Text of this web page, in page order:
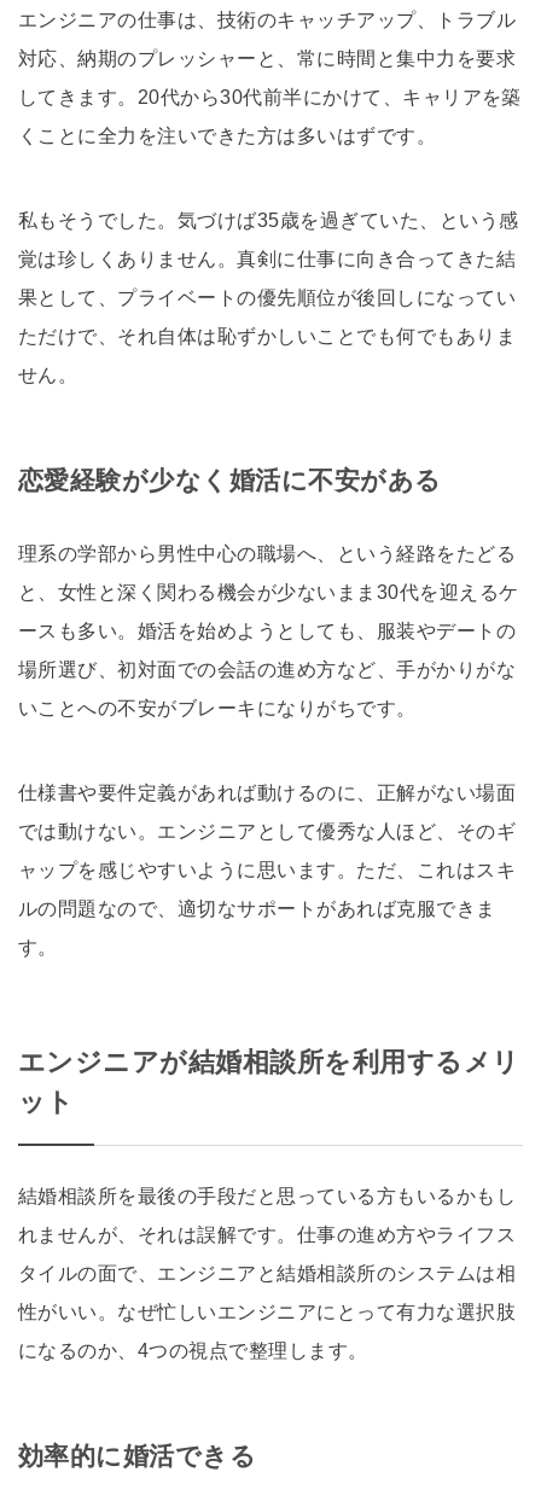
エンジニアの仕事は、技術のキャッチアップ、トラブル
対応、納期のプレッシャーと、常に時間と集中力を要求
してきます。20代から30代前半にかけて、キャリアを築
くことに全力を注いできた方は多いはずです。
私もそうでした。気づけば35歳を過ぎていた、という感
覚は珍しくありません。真剣に仕事に向き合ってきた結
果として、プライベートの優先順位が後回しになってい
ただけで、それ自体は恥ずかしいことでも何でもありま
せん。
恋愛経験が少なく婚活に不安がある
理系の学部から男性中心の職場へ、という経路をたどる
と、女性と深く関わる機会が少ないまま30代を迎えるケ
ースも多い。婚活を始めようとしても、服装やデートの
場所選び、初対面での会話の進め方など、手がかりがな
いことへの不安がブレーキになりがちです。
仕様書や要件定義があれば動けるのに、正解がない場面
では動けない。エンジニアとして優秀な人ほど、そのギ
ャップを感じやすいように思います。ただ、これはスキ
ルの問題なので、適切なサポートがあれば克服できま
す。
エンジニアが結婚相談所を利用するメリ
ット
結婚相談所を最後の手段だと思っている方もいるかもし
れませんが、それは誤解です。仕事の進め方やライフス
タイルの面で、エンジニアと結婚相談所のシステムは相
性がいい。なぜ忙しいエンジニアにとって有力な選択肢
になるのか、4つの視点で整理します。
効率的に婚活できる